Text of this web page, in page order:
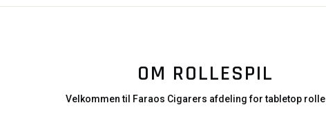
OM ROLLESPIL
Velkommen til Faraos Cigarers afdeling for tabletop